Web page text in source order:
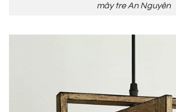
mây tre An Nguyên